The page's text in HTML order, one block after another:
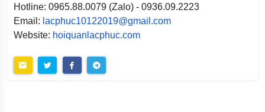
Hotline: 0965.88.0079 (Zalo) - 0936.09.2223
Email: lacphuc10122019@gmail.com
Website: hoiquanlacphuc.com